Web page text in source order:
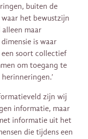
buiten de
het bewustzijn
maar
is waar
soort collectief
om toegang te
zijn wij
informatie, maar
informatie uit het
die tijdens een